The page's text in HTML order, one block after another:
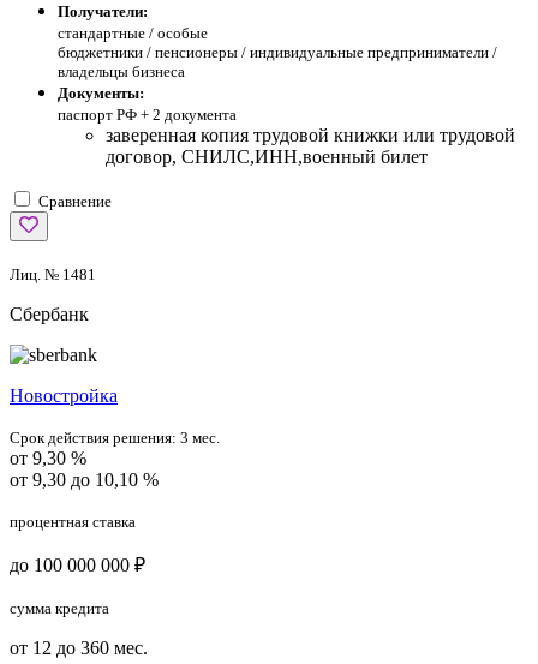
Получатели:
стандартные / особые
бюджетники / пенсионеры / индивидуальные предприниматели /
владельцы бизнеса
Документы:
паспорт РФ + 2 документа
заверенная копия трудовой книжки или трудовой
договор, СНИЛС,ИНН,военный билет
Сравнение
Лиц. № 1481
Сбербанк
Новостройка
Срок действия решения: 3 мес.
от 9,30 %
от 9,30 до 10,10 %
процентная ставка
до 100 000 000 ₽
сумма кредита
от 12 до 360 мес.